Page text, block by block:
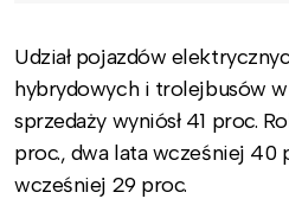
Udział pojazdów
hybrydowych i trolejbusów
sprzedaży wyniósł 41 proc.
proc., dwa lata wcześniej 40
wcześniej 29 proc.